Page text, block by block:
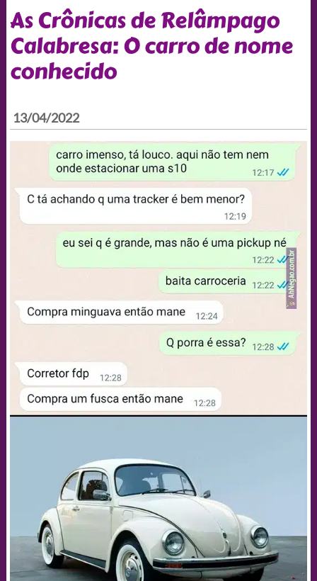
As Crônicas de Relâmpago
Calabresa: O carro de nome
conhecido
13/04/2022